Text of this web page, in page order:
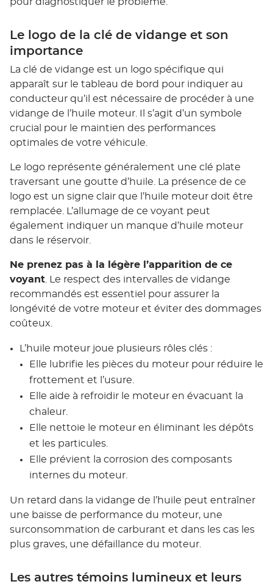
pour diagnostiquer le problème.
Le logo de la clé de vidange et son
importance
La clé de vidange est un logo spécifique qui
apparaît sur le tableau de bord pour indiquer au
conducteur qu’il est nécessaire de procéder à une
vidange de l’huile moteur. Il s’agit d’un symbole
crucial pour le maintien des performances
optimales de votre véhicule.
Le logo représente généralement une clé plate
traversant une goutte d’huile. La présence de ce
logo est un signe clair que l’huile moteur doit être
remplacée. L’allumage de ce voyant peut
également indiquer un manque d’huile moteur
dans le réservoir.
Ne prenez pas à la légère l’apparition de ce
voyant. Le respect des intervalles de vidange
recommandés est essentiel pour assurer la
longévité de votre moteur et éviter des dommages
coûteux.
L’huile moteur joue plusieurs rôles clés :
Elle lubrifie les pièces du moteur pour réduire le
frottement et l’usure.
Elle aide à refroidir le moteur en évacuant la
chaleur.
Elle nettoie le moteur en éliminant les dépôts
et les particules.
Elle prévient la corrosion des composants
internes du moteur.
Un retard dans la vidange de l’huile peut entraîner
une baisse de performance du moteur, une
surconsommation de carburant et dans les cas les
plus graves, une défaillance du moteur.
Les autres témoins lumineux et leurs